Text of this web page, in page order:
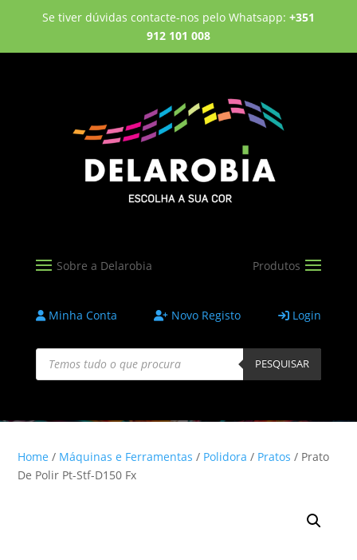
Se tiver dúvidas contacte-nos pelo Whatsapp: +351
912 101 008
Minha Conta Novo Registo Login
Products
search PESQUISAR
Home / Máquinas e Ferramentas / Polidora / Pratos / Prato
De Polir Pt-Stf-D150 Fx